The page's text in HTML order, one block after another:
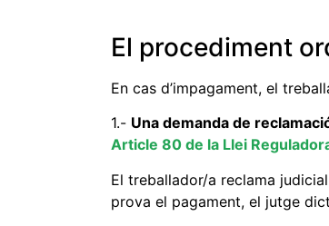
El procediment
En cas d’impagament, el
1.- Una demanda de
Article 80 de la Llei
El treballador/a reclama
prova el pagament, el jutge